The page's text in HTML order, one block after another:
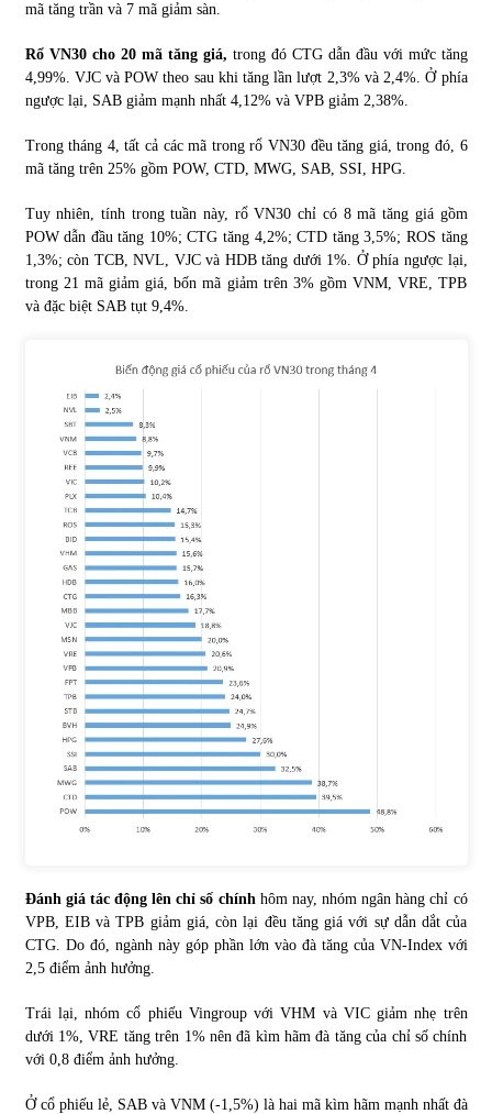
13/10/2021
mã tăng trần và 7 mã giảm sàn.
Rổ VN30 cho 20 mã tăng giá, trong đó CTG dẫn đầu với mức tăng
4,99%. VJC và POW theo sau khi tăng lần lượt 2,3% và 2,4%. Ở phía
ngược lại, SAB giảm mạnh nhất 4,12% và VPB giảm 2,38%.
Trong tháng 4, tất cả các mã trong rổ VN30 đều tăng giá, trong đó, 6
mã tăng trên 25% gồm POW, CTD, MWG, SAB, SSI, HPG.
Tuy nhiên, tính trong tuần này, rổ VN30 chỉ có 8 mã tăng giá gồm
POW dẫn đầu tăng 10%; CTG tăng 4,2%; CTD tăng 3,5%; ROS tăng
1,3%; còn TCB, NVL, VJC và HDB tăng dưới 1%. Ở phía ngược lại,
trong 21 mã giảm giá, bốn mã giảm trên 3% gồm VNM, VRE, TPB
và đặc biệt SAB tụt 9,4%.
Đánh giá tác động lên chỉ số chính hôm nay, nhóm ngân hàng chỉ có
VPB, EIB và TPB giảm giá, còn lại đều tăng giá với sự dẫn dắt của
CTG. Do đó, ngành này góp phần lớn vào đà tăng của VN-Index với
2,5 điểm ảnh hưởng.
Trái lại, nhóm cổ phiếu Vingroup với VHM và VIC giảm nhẹ trên
dưới 1%, VRE tăng trên 1% nên đã kìm hãm đà tăng của chỉ số chính
với 0,8 điểm ảnh hưởng.
Ở cổ phiếu lẻ, SAB và VNM (-1,5%) là hai mã kìm hãm mạnh nhất đà